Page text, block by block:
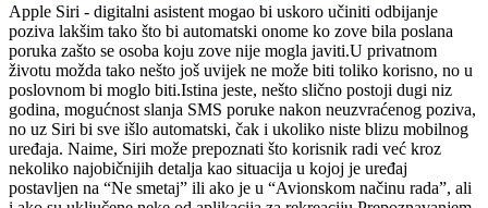
Apple Siri - digitalni asistent mogao bi uskoro učiniti odbijanje
poziva lakšim tako što bi automatski onome ko zove bila poslana
poruka zašto se osoba koju zove nije mogla javiti.U privatnom
životu možda tako nešto još uvijek ne može biti toliko korisno, no u
poslovnom bi moglo biti.Istina jeste, nešto slično postoji dugi niz
godina, mogućnost slanja SMS poruke nakon neuzvraćenog poziva,
no uz Siri bi sve išlo automatski, čak i ukoliko niste blizu mobilnog
uređaja. Naime, Siri može prepoznati što korisnik radi već kroz
nekoliko najobičnijih detalja kao situacija u kojoj je uređaj
postavljen na “Ne smetaj” ili ako je u “Avionskom načinu rada”, ali